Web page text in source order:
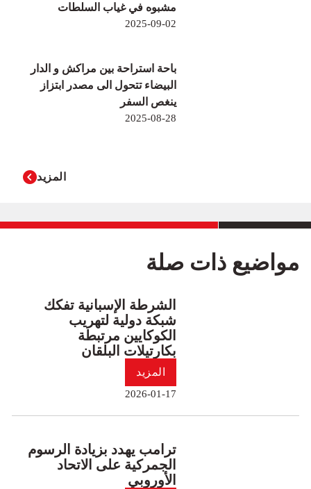
مشبوه في غياب السلطات
2025-09-02
باحة استراحة بين مراكش و الدار
البيضاء تتحول الى مصدر ابتزاز
ينغص السفر
2025-08-28
المزيد
مواضيع ذات صلة
الشرطة الإسبانية تفكك
شبكة دولية لتهريب
الكوكايين مرتبطة
بكارتيلات البلقان
المزيد
2026-01-17
ترامب يهدد بزيادة الرسوم
الجمركية على الاتحاد
الأوروبي